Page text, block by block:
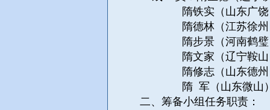
隋铁实（山东广饶）
隋德林（江苏徐州）
隋步景（河南鹤璧）
隋文家（辽宁鞍山）
隋修志（山东德州）
隋 军（山东微山
二、筹备小组任务职责：